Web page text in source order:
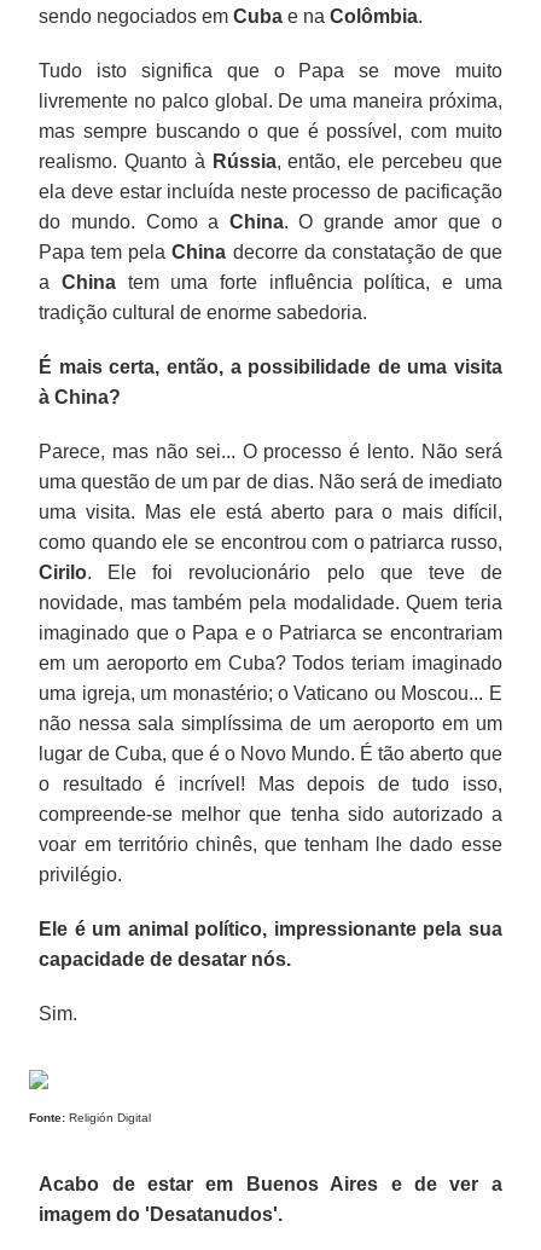
sendo negociados emCuba e naColômbia.
Tudo isto significa que o Papa se move muito
livremente no palco global. De uma maneira próxima,
mas sempre buscando o que é possível, com muito
realismo. Quanto à Rússia, então, ele percebeu que
ela deve estar incluída neste processo de pacificação
do mundo. Como a China. O grande amor que o
Papa tem pelaChina decorre da constatação de que
aChina tem uma forte influência política, e uma
tradição cultural de enorme sabedoria.
É mais certa, então, a possibilidade de uma visita
à China?
Parece, mas não sei... O processo é lento. Não será
uma questão de um par de dias. Não será de imediato
uma visita. Mas ele está aberto para o mais difícil,
como quando ele se encontrou com o patriarca russo,
Cirilo. Ele foi revolucionário pelo que teve de
novidade, mas também pela modalidade. Quem teria
imaginado que o Papa e o Patriarca se encontrariam
em um aeroporto em Cuba? Todos teriam imaginado
uma igreja, um monastério; o Vaticano ou Moscou... E
não nessa sala simplíssima de um aeroporto em um
lugar de Cuba, que é o Novo Mundo. É tão aberto que
o resultado é incrível! Mas depois de tudo isso,
compreende-se melhor que tenha sido autorizado a
voar em território chinês, que tenham lhe dado esse
privilégio.
Ele é um animal político, impressionante pela sua
capacidade de desatar nós.
Sim.
Fonte:Religión Digital
Acabo de estar em Buenos Aires e de ver a
imagem do 'Desatanudos'.